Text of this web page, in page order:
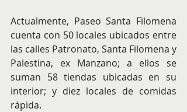
Actualmente, Paseo Santa Filomena
cuenta con 50 locales ubicados entre
las calles Patronato, Santa Filomena y
Palestina, ex Manzano; a ellos se
suman 58 tiendas ubicadas en su
interior; y diez locales de comidas
rápida.